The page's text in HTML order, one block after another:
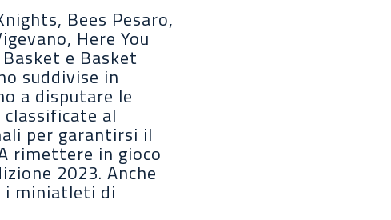
Bees Pesaro,
Here You
e Basket
suddivise in
a disputare le
al
per garantirsi il
rimettere in gioco
2023. Anche
i miniatleti di